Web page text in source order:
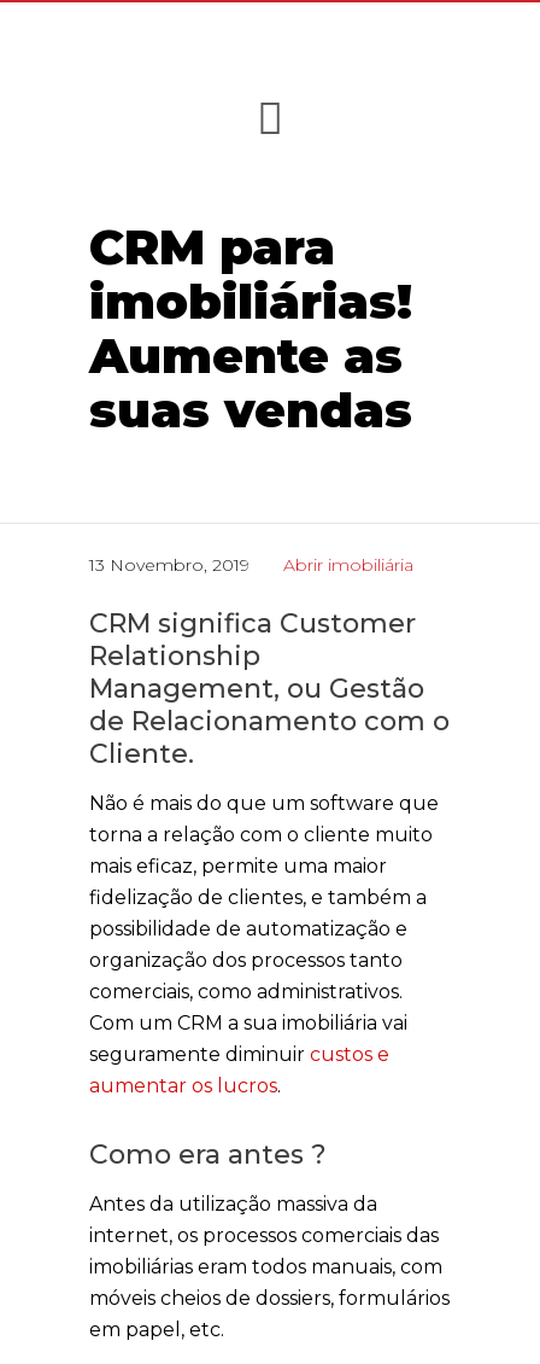
CRM para
imobiliárias!
Aumente as
suas vendas
13 Novembro, 2019 Abrir imobiliária
CRM significa Customer
Relationship
Management, ou Gestão
de Relacionamento com o
Cliente.
Não é mais do que um software que
torna a relação com o cliente muito
mais eficaz, permite uma maior
fidelização de clientes, e também a
possibilidade de automatização e
organização dos processos tanto
comerciais, como administrativos.
Com um CRM a sua imobiliária vai
seguramente diminuir custos e
aumentar os lucros.
Como era antes ?
Antes da utilização massiva da
internet, os processos comerciais das
imobiliárias eram todos manuais, com
móveis cheios de dossiers, formulários
em papel, etc.